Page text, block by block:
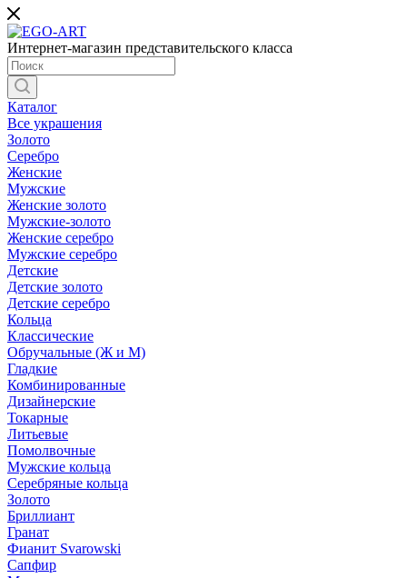
Интернет-магазин представительского класса
Каталог
Все украшения
Золото
Серебро
Женские
Мужские
Женские золото
Мужские-золото
Женские серебро
Мужские серебро
Детские
Детские золото
Детские серебро
Кольца
Классические
Обручальные (Ж и М)
Гладкие
Комбинированные
Дизайнерские
Токарные
Литьевые
Помолвочные
Мужские кольца
Серебряные кольца
Золото
Бриллиант
Гранат
Фианит Svarowski
Сапфир